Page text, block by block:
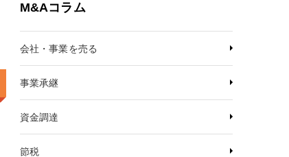
M&Aコラム
会社・事業を売る
事業承継
資金調達
節税